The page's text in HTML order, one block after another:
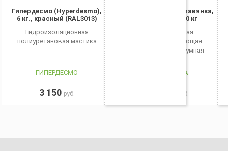
Гипердесмо (Hyperdesmo),
6 кг., красный (RAL3013)
Гидроизоляционная
полиуретановая мастика
ГИПЕРДЕСМО
3 150 руб.
Изоляционная Славянка,
евроведро 20 кг
Изоляционная
гидроизолирующая
полимерно-битумная
СЛАВЯНКА
руб.